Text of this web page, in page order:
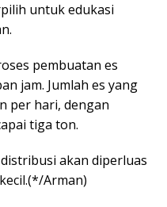
untuk edukasi
pembuatan es
jam. Jumlah es yang
per hari, dengan
tiga ton.
akan diperluas
Arman)